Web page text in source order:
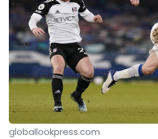
globallookpress.com